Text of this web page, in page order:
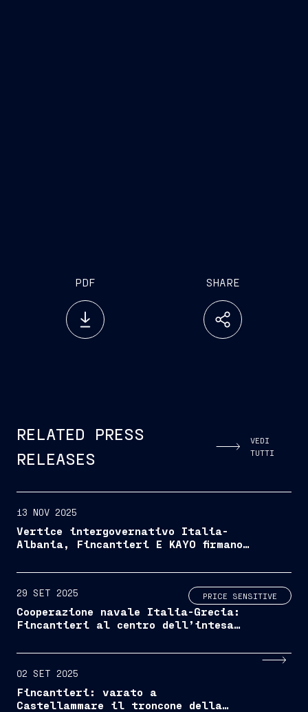
PDF SHARE
RELATED PRESS
RELEASES
VEDI
TUTTI
13 NOV 2025
Vertice intergovernativo Italia-
Albania, Fincantieri E KAYO firmano
paese
29 SET 2025
Cooperazione navale Italia-Grecia:
Fincantieri al centro dell’intesa
PRICE SENSITIVE
02 SET 2025
Fincantieri: varato a
Castellammare il troncone della